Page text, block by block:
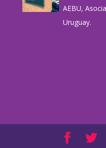
AEBU,
Uruguay.